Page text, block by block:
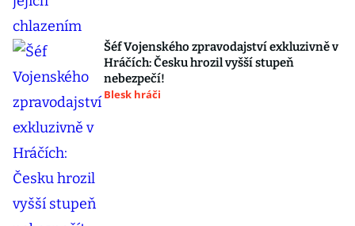
Šéf Vojenského zpravodajství exkluzivně v
Hráčích: Česku hrozil vyšší stupeň
nebezpečí!
Blesk hráči